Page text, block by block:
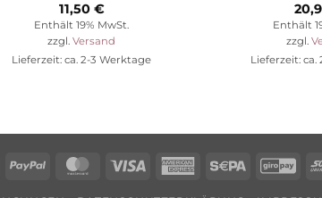
11,50 €
Enthält 19% MwSt.
zzgl.Versand
Lieferzeit: ca. 2-3 Werktage
Enthält
zzgl.
Lieferzeit: ca.
RechungPayPal MasterCard
Visa
American Sepa